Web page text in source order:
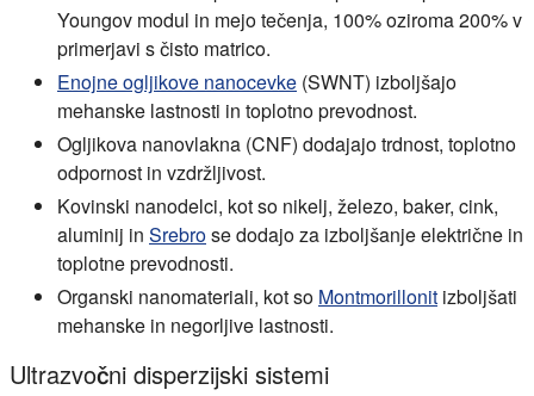
Youngov modul in mejo tečenja, 100% oziroma 200% v
primerjavi s čisto matrico.
Enojne ogljikove nanocevke (SWNT) izboljšajo
mehanske lastnosti in toplotno prevodnost.
Ogljikova nanovlakna (CNF) dodajajo trdnost, toplotno
odpornost in vzdržljivost.
Kovinski nanodelci, kot so nikelj, železo, baker, cink,
aluminij in Srebrose dodajo za izboljšanje električne in
toplotne prevodnosti.
Organski nanomateriali, kot so Montmorillonit izboljšati
mehanske in negorljive lastnosti.
Ultrazvočni disperzijski sistemi